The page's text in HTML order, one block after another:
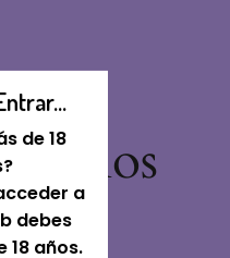
de 18
a
debes
18 años.
En